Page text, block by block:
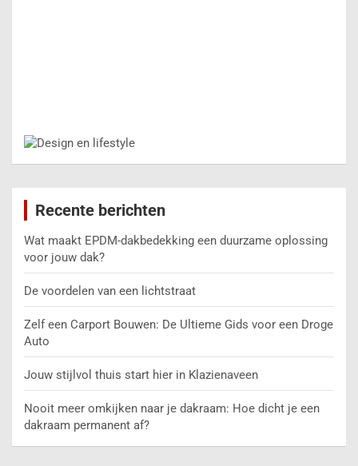
Recente berichten
Wat maakt EPDM-dakbedekking een duurzame oplossing
voor jouw dak?
De voordelen van een lichtstraat
Zelf een Carport Bouwen: De Ultieme Gids voor een Droge
Auto
Jouw stijlvol thuis start hier in Klazienaveen
Nooit meer omkijken naar je dakraam: Hoe dicht je een
dakraam permanent af?